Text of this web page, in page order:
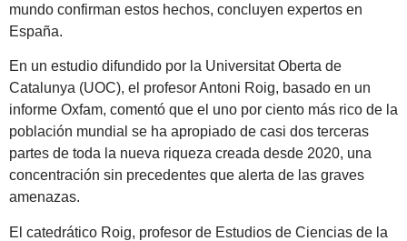
mundo confirman estos hechos, concluyen expertos en
España.
En un estudio difundido por la Universitat Oberta de
Catalunya (UOC), el profesor Antoni Roig, basado en un
informe Oxfam, comentó que el uno por ciento más rico de la
población mundial se ha apropiado de casi dos terceras
partes de toda la nueva riqueza creada desde 2020, una
concentración sin precedentes que alerta de las graves
amenazas.
El catedrático Roig, profesor de Estudios de Ciencias de la